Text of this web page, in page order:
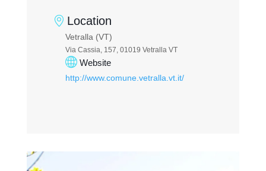
Location
Vetralla (VT)
Via Cassia, 157, 01019 Vetralla VT
Website
http://www.comune.vetralla.vt.it/